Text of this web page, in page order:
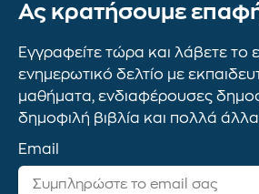
Ας κρατήσουμε
Εγγραφείτε τώρα και λάβετε το
ενημερωτικό δελτίο με
μαθήματα, ενδιαφέρουσες
δημοφιλή βιβλία και πολλά
Email